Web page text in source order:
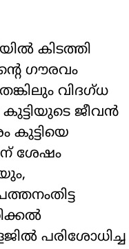
കിടത്തി
ഗൗരവം
വിദഗ്ധ
കുട്ടിയുടെ ജീവൻ
കുട്ടിയെ
ശേഷം
പരിശോധിച്ച